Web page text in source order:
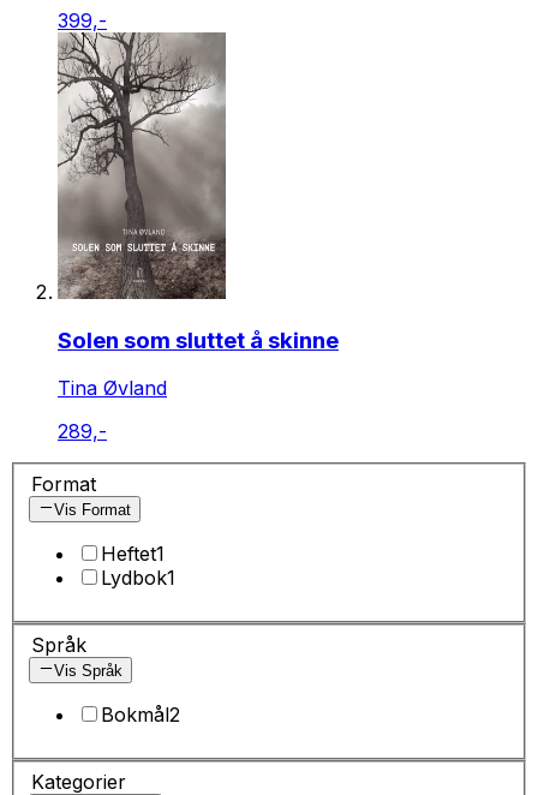
399,-
Solen som sluttet å skinne
Tina Øvland
289,-
Format
Vis Format
Heftet1
Lydbok1
Språk
Vis Språk
Bokmål2
Kategorier